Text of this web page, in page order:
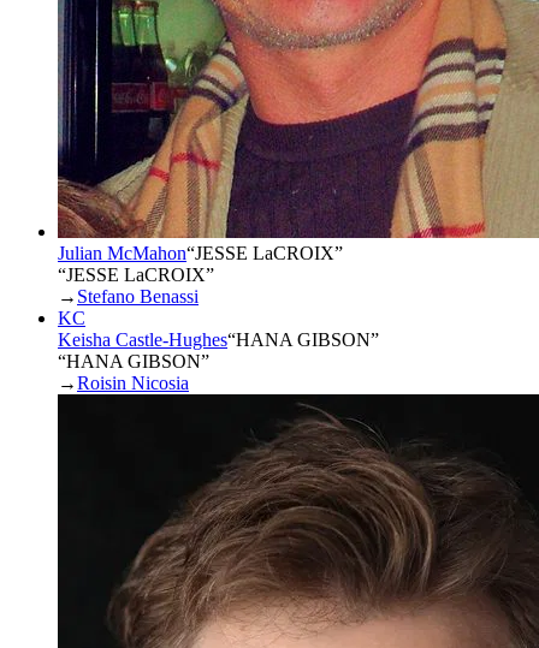
Julian McMahon“JESSE LaCROIX”
“JESSE LaCROIX”
→ Stefano Benassi
KC
Keisha Castle-Hughes“HANA GIBSON”
“HANA GIBSON”
→Roisin Nicosia